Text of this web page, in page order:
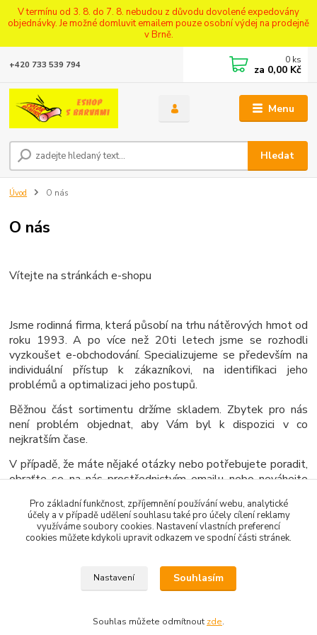
V termínu od 3. 8. do 7. 8. nebudou z důvodu dovolené expedovány
objednávky. Je možné domluvit emailem pouze osobní výdej na prodejně
v Brně.
Menu
Hledat
+420 733 539 794 0 ks
za 0,00 Kč
Úvod O nás
O nás
Vítejte na stránkách e-shopu
Jsme rodinná firma, která působí na trhu nátěrových hmot od
roku 1993. A po více než 20ti letech jsme se rozhodli
vyzkoušet e-obchodování. Specializujeme se především na
individuální přístup k zákazníkovi, na identifikaci jeho
problémů a optimalizaci jeho postupů.
Běžnou část sortimentu držíme skladem. Zbytek pro nás
není problém objednat, aby Vám byl k dispozici v co
nejkratším čase.
V případě, že máte nějaké otázky nebo potřebujete poradit,
obraťte se na nás prostřednictvím emailu nebo neváhejte
Děkujeme a těšíme se na Váš nákup.
Pro základní funkčnost, zpříjemnění používání webu, analytické
účely a v případě udělení souhlasu také pro účely cílení reklamy
využíváme soubory cookies. Nastavení vlastních preferencí
cookies můžete kdykoli upravit odkazem ve spodní části stránek.
Nastavení Souhlasím
Souhlas můžete odmítnout zde.